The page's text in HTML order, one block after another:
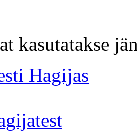
kasutatakse
Hagijas